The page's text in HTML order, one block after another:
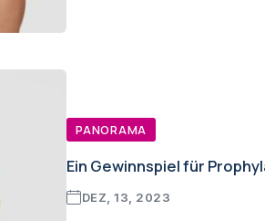
PANORAMA
Ein Gewinnspiel für
DEZ, 13, 2023